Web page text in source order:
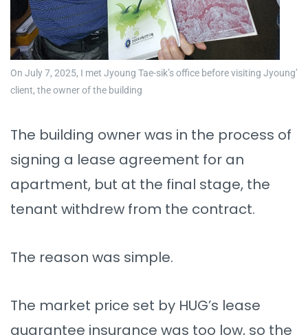
On July 7, 2025, I met Jyoung Tae-sik’s office before visiting Jyoung’
client, the owner of the building
The building owner was in the process of
signing a lease agreement for an
apartment, but at the final stage, the
tenant withdrew from the contract.
The reason was simple.
The market price set by HUG’s lease
guarantee insurance was too low, so the